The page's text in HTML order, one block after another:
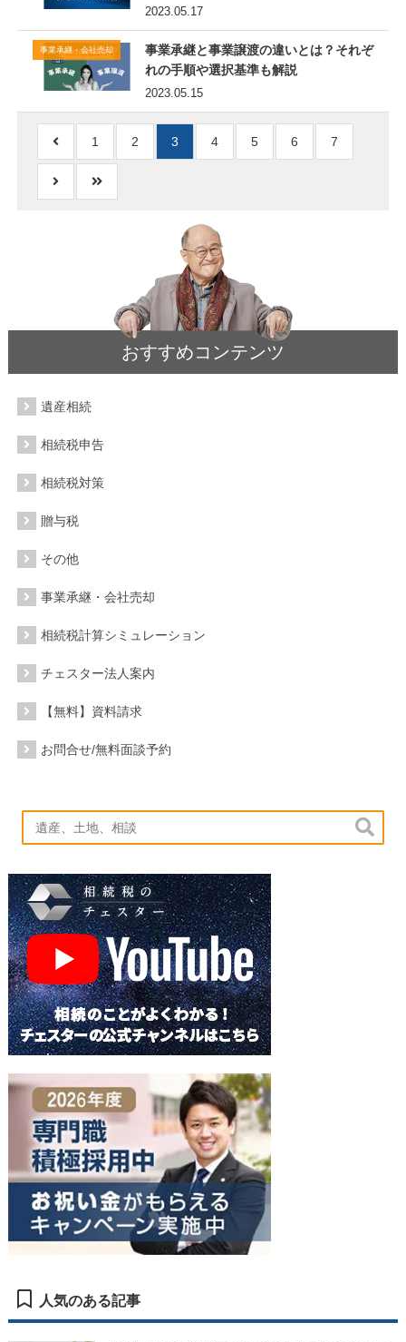
2023.05.17
事業承継・会社売却
2023.05.15
事業承継と事業譲渡の違いとは？それぞ
れの手順や選択基準も解説
1 2 3 4 5 6 7
おすすめコンテンツ
遺産相続
相続税申告
相続税対策
贈与税
その他
事業承継・会社売却
相続税計算シミュレーション
チェスター法人案内
【無料】資料請求
お問合せ/無料面談予約

人気のある記事